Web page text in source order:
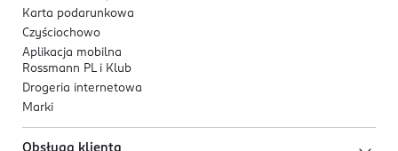
Karta podarunkowa
Czyściochowo
Aplikacja mobilna
Rossmann PL i Klub
Drogeria internetowa
Marki
Obsługa klienta